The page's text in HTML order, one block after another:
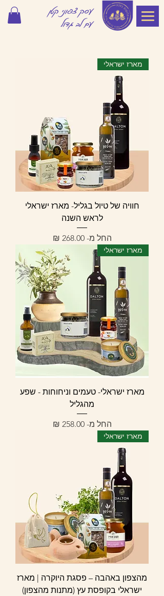
עסק צפוני קטן
עם לב גדול
מארז ישראלי
חוויה של טיול בגליל- מארז ישראלי
לראש השנה
החל מ-
‏268.00 ‏₪
מחיר מבצע
מארז ישראלי
מארז ישראלי- טעמים וניחוחות - שפע
מהגליל
החל מ-
‏258.00 ‏₪
מחיר מבצע
מארז ישראלי
מהצפון באהבה – פסגת היוקרה | מארז
ישראלי בקופסת עץ (מתנות מהצפון)